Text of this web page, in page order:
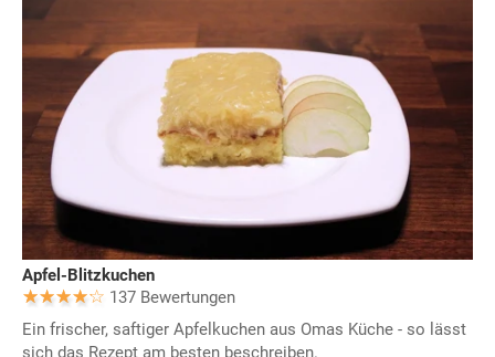
Apfel-Blitzkuchen
137 Bewertungen
Ein frischer, saftiger Apfelkuchen aus Omas Küche - so lässt
sich das Rezept am besten beschreiben.